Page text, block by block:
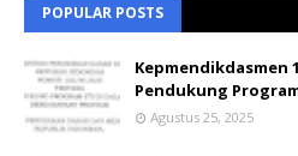
POPULAR POSTS
Kepmendikdasmen
Pendukung
Agustus 25, 2025